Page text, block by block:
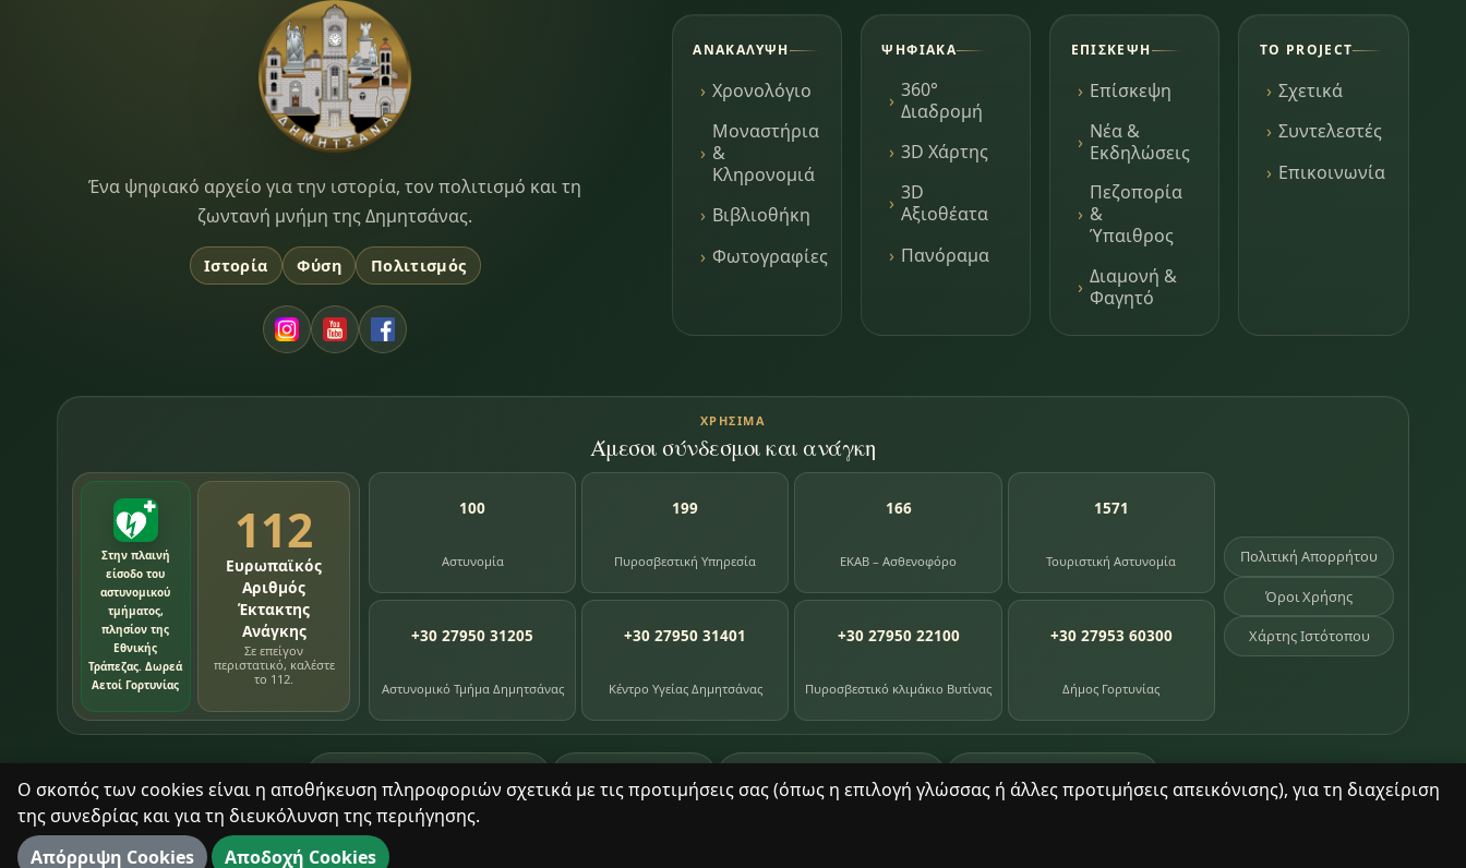
Ο σκοπός των cookies είναι η αποθήκευση πληροφοριών σχετικά με τις προτιμήσεις σας (όπως η επιλογή γλώσσας ή άλλες προτιμήσεις απεικόνισης), για τη διαχείριση
της συνεδρίας και για τη διευκόλυνση της περιήγησης.
Απόρριψη Cookies
Αποδοχή Cookies
Dimitsana.gr
Ένα ψηφιακό αρχείο για την ιστορία, τον πολιτισμό και τη
ζωντανή μνήμη της Δημητσάνας.
Ιστορία Φύση Πολιτισμός
ΑΝΑΚΆΛΥΨΗ
Χρονολόγιο
Μοναστήρια
&
Κληρονομιά
Βιβλιοθήκη
Φωτογραφίες
ΨΗΦΙΑΚΆ
360°
Διαδρομή
3D Χάρτης
3D
Αξιοθέατα
Πανόραμα
ΕΠΊΣΚΕΨΗ
Επίσκεψη
Νέα &
Εκδηλώσεις
Πεζοπορία
&
Ύπαιθρος
Διαμονή &
Φαγητό
ΤΟ PROJECT
Σχετικά
Συντελεστές
Επικοινωνία
ΧΡΉΣΙΜΑ
Άμεσοι σύνδεσμοι και ανάγκη
Στην πλαινή
είσοδο του
αστυνομικού
τμήματος,
πλησίον της
Εθνικής
Τράπεζας. Δωρεά
Αετοί Γορτυνίας
112
Ευρωπαϊκός
Αριθμός
Έκτακτης
Ανάγκης
Σε επείγον
περιστατικό, καλέστε
το 112.
100
Αστυνομία
199
Πυροσβεστική Υπηρεσία
166
ΕΚΑΒ – Ασθενοφόρο
1571
Τουριστική Αστυνομία
+30 27950 31205
Αστυνομικό Τμήμα Δημητσάνας
+30 27950 31401
Κέντρο Υγείας Δημητσάνας
+30 27950 22100
Πυροσβεστικό κλιμάκιο Βυτίνας
+30 27953 60300
Δήμος Γορτυνίας
Πολιτική Απορρήτου
Όροι Χρήσης
Χάρτης Ιστότοπου
76 εγγραφές χρονολογίου 87 φωτογραφίες βιβλία βιβλιοθήκης σημεία κληρονομιάς
Με σεβασμό στον τόπο και τους ανθρώπους του.